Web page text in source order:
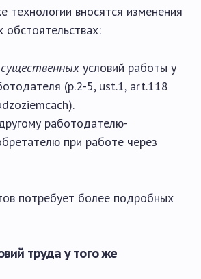
технологии вносятся изменения
существенных условий работы у
(p.2-5, ust.1, art.118
работодателю-
при работе через
потребует более подробных
труда у того же